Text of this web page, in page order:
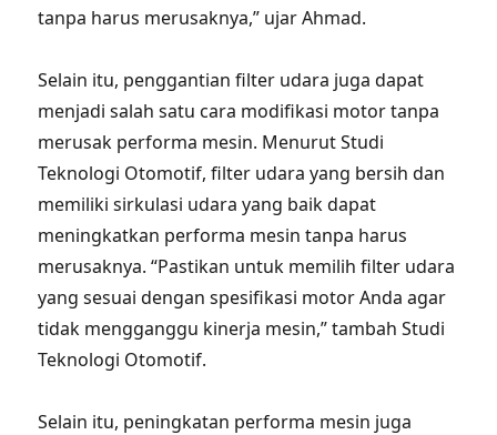
tanpa harus merusaknya,” ujar Ahmad.
Selain itu, penggantian filter udara juga dapat
menjadi salah satu cara modifikasi motor tanpa
merusak performa mesin. Menurut Studi
Teknologi Otomotif, filter udara yang bersih dan
memiliki sirkulasi udara yang baik dapat
meningkatkan performa mesin tanpa harus
merusaknya. “Pastikan untuk memilih filter udara
yang sesuai dengan spesifikasi motor Anda agar
tidak mengganggu kinerja mesin,” tambah Studi
Teknologi Otomotif.
Selain itu, peningkatan performa mesin juga